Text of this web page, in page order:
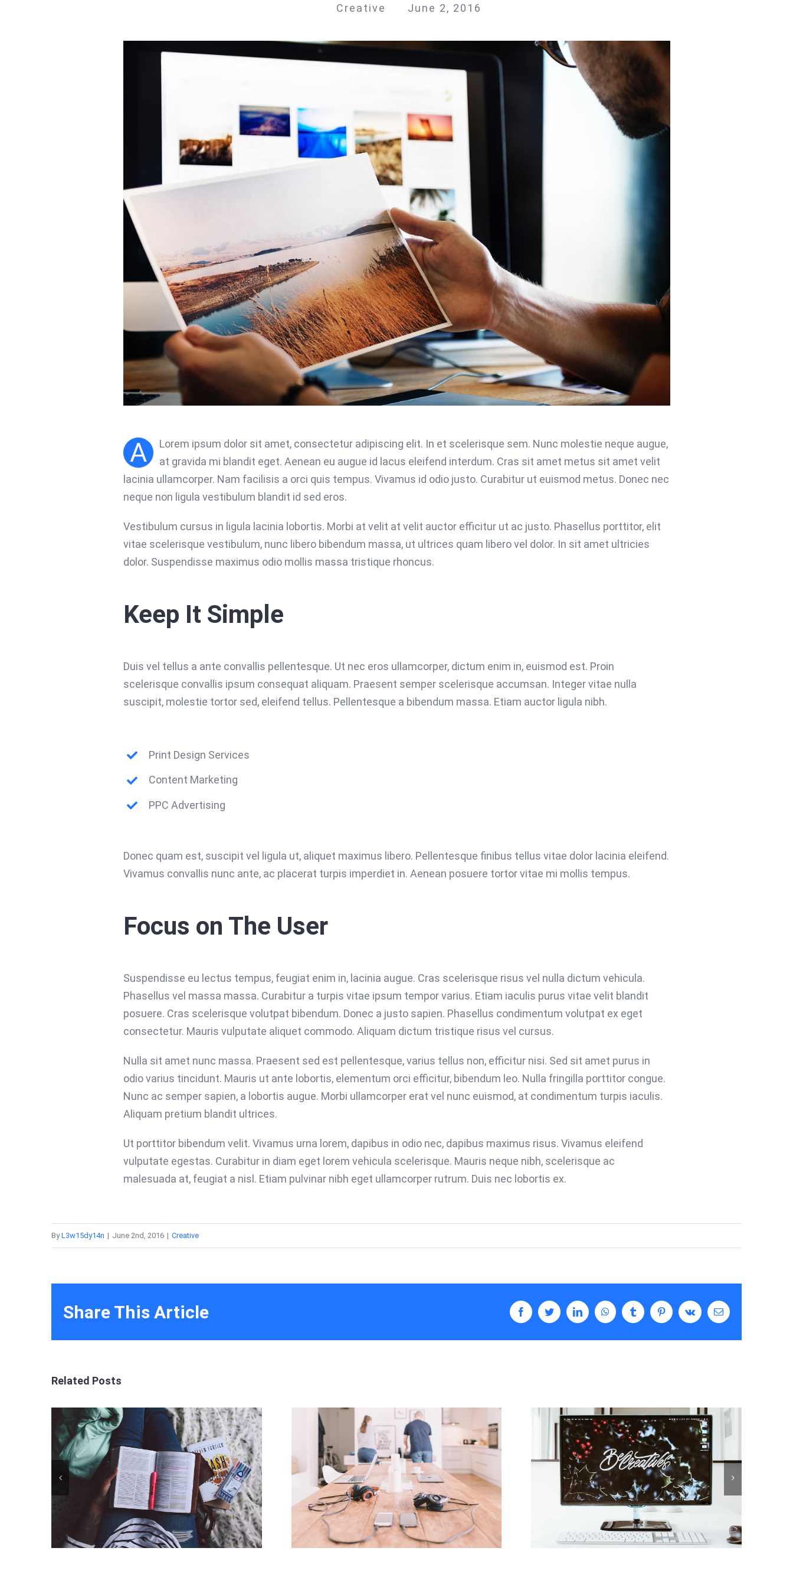
Creative June 2, 2016
A
Lorem ipsum dolor sit amet, consectetur adipiscing elit. In et scelerisque sem. Nunc molestie neque augue,
at gravida mi blandit eget. Aenean eu augue id lacus eleifend interdum. Cras sit amet metus sit amet velit
lacinia ullamcorper. Nam facilisis a orci quis tempus. Vivamus id odio justo. Curabitur ut euismod metus. Donec nec
neque non ligula vestibulum blandit id sed eros.
Vestibulum cursus in ligula lacinia lobortis. Morbi at velit at velit auctor efficitur ut ac justo. Phasellus porttitor, elit
vitae scelerisque vestibulum, nunc libero bibendum massa, ut ultrices quam libero vel dolor. In sit amet ultricies
dolor. Suspendisse maximus odio mollis massa tristique rhoncus.
Keep It Simple
Duis vel tellus a ante convallis pellentesque. Ut nec eros ullamcorper, dictum enim in, euismod est. Proin
scelerisque convallis ipsum consequat aliquam. Praesent semper scelerisque accumsan. Integer vitae nulla
suscipit, molestie tortor sed, eleifend tellus. Pellentesque a bibendum massa. Etiam auctor ligula nibh.
Print Design Services
Content Marketing
PPC Advertising
Donec quam est, suscipit vel ligula ut, aliquet maximus libero. Pellentesque finibus tellus vitae dolor lacinia eleifend.
Vivamus convallis nunc ante, ac placerat turpis imperdiet in. Aenean posuere tortor vitae mi mollis tempus.
Focus on The User
Suspendisse eu lectus tempus, feugiat enim in, lacinia augue. Cras scelerisque risus vel nulla dictum vehicula.
Phasellus vel massa massa. Curabitur a turpis vitae ipsum tempor varius. Etiam iaculis purus vitae velit blandit
posuere. Cras scelerisque volutpat bibendum. Donec a justo sapien. Phasellus condimentum volutpat ex eget
consectetur. Mauris vulputate aliquet commodo. Aliquam dictum tristique risus vel cursus.
Nulla sit amet nunc massa. Praesent sed est pellentesque, varius tellus non, efficitur nisi. Sed sit amet purus in
odio varius tincidunt. Mauris ut ante lobortis, elementum orci efficitur, bibendum leo. Nulla fringilla porttitor congue.
Nunc ac semper sapien, a lobortis augue. Morbi ullamcorper erat vel nunc euismod, at condimentum turpis iaculis.
Aliquam pretium blandit ultrices.
Ut porttitor bibendum velit. Vivamus urna lorem, dapibus in odio nec, dapibus maximus risus. Vivamus eleifend
vulputate egestas. Curabitur in diam eget lorem vehicula scelerisque. Mauris neque nibh, scelerisque ac
malesuada at, feugiat a nisl. Etiam pulvinar nibh eget ullamcorper rutrum. Duis nec lobortis ex.
ByL3w15dy14n | June 2nd, 2016 | Creative
Share This Article FacebookTwitterLinkedInWhatsAppTumblrPinterestVk Email
Related Posts